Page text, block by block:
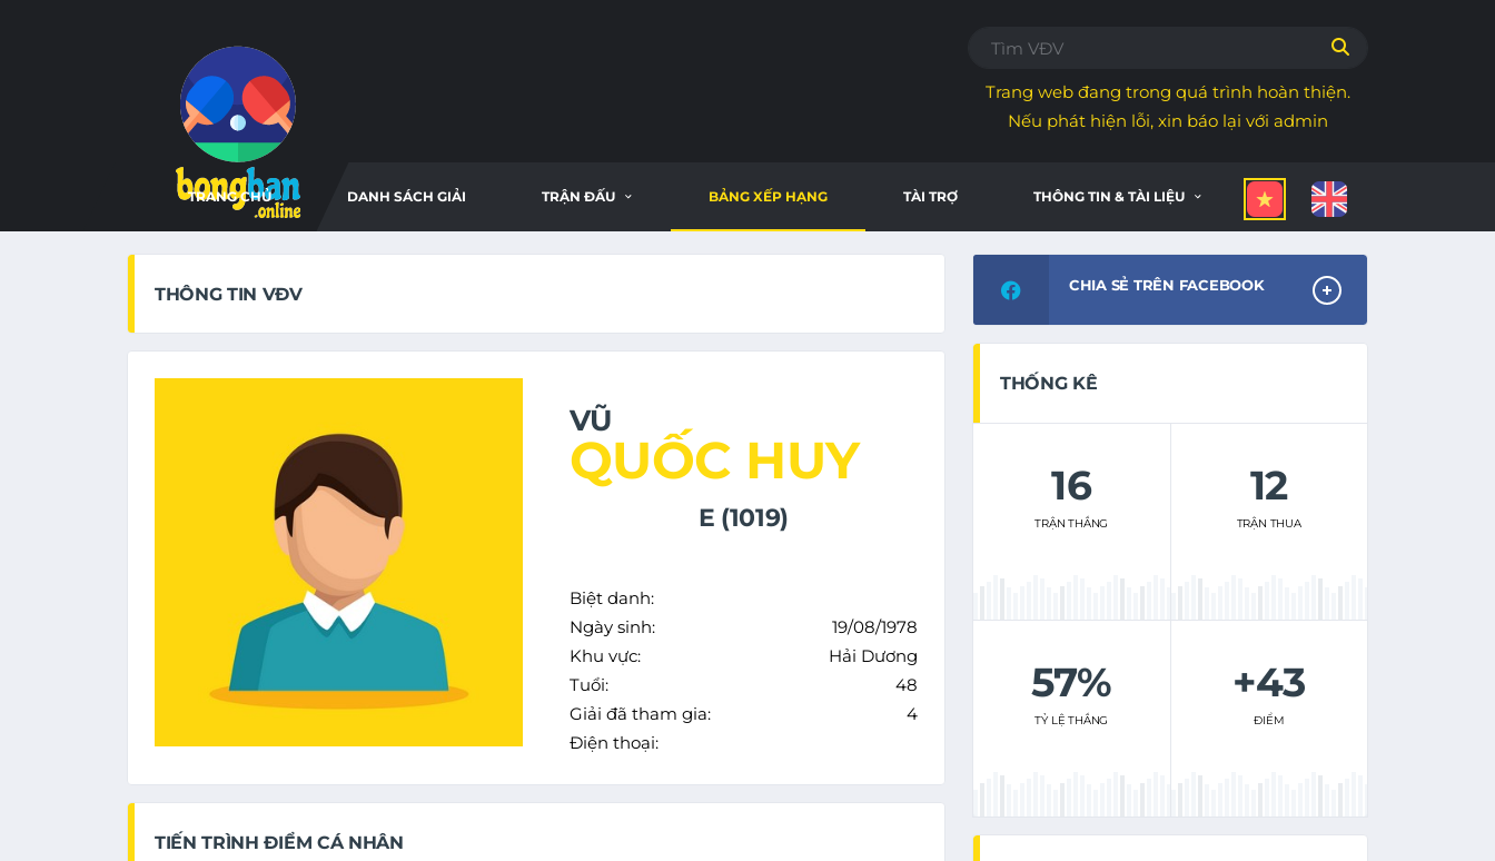
Trang web đang trong quá trình hoàn thiện.
Nếu phát hiện lỗi, xin báo lại với admin
TRANG CHỦ DANH SÁCH GIẢI TRẬN ĐẤU BẢNG XẾP HẠNG TÀI TRỢ THÔNG TIN & TÀI LIỆU
THÔNG TIN VĐV
VŨ
QUỐC HUY
E (1019)
Biệt danh:
Ngày sinh:
19/08/1978
Khu vực:
Hải Dương
Tuổi:
48
Giải đã tham gia:
4
Điện thoại:
TIẾN TRÌNH ĐIỂM CÁ NHÂN
CHIA SẺ TRÊN FACEBOOK
THỐNG KÊ
16
TRẬN THẮNG
12
TRẬN THUA
57%
TỶ LỆ THẮNG
+43
ĐIỂM